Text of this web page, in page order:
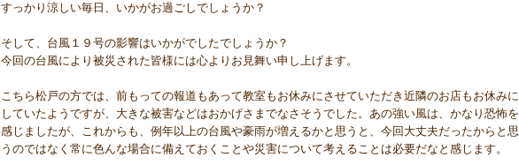
すっかり涼しい毎日、いかがお過ごしでしょうか？
そして、台風１９号の影響はいかがでしたでしょうか？
今回の台風により被災された皆様には心よりお見舞い申し上げます。
こちら松戸の方では、前もっての報道もあって教室もお休みにさせていただき近隣のお店もお休みに
していたようですが、大きな被害などはおかげさまでなさそうでした。あの強い風は、かなり恐怖を
感じましたが、これからも、例年以上の台風や豪雨が増えるかと思うと、今回大丈夫だったからと思
うのではなく常に色んな場合に備えておくことや災害について考えることは必要だなと感じます。